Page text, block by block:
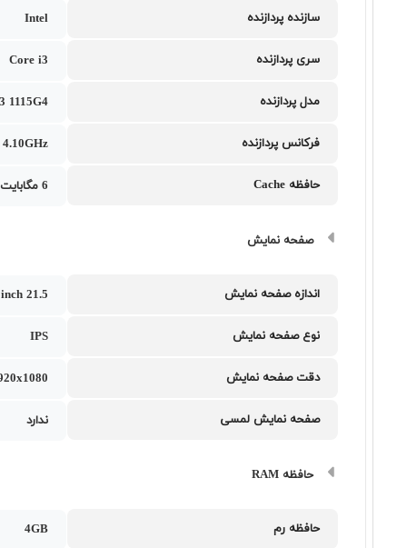
سازنده پردازنده Intel
سری پردازنده Core i3
مدل پردازنده 1115G4
فرکانس پردازنده
حافظه Cache 6 مگابایت
صفحه نمایش
اندازه صفحه نمایش 21.5 inch
نوع صفحه نمایش IPS
دقت صفحه نمایش
صفحه نمایش لمسی ندارد
حافظه RAM
حافظه رم 4GB